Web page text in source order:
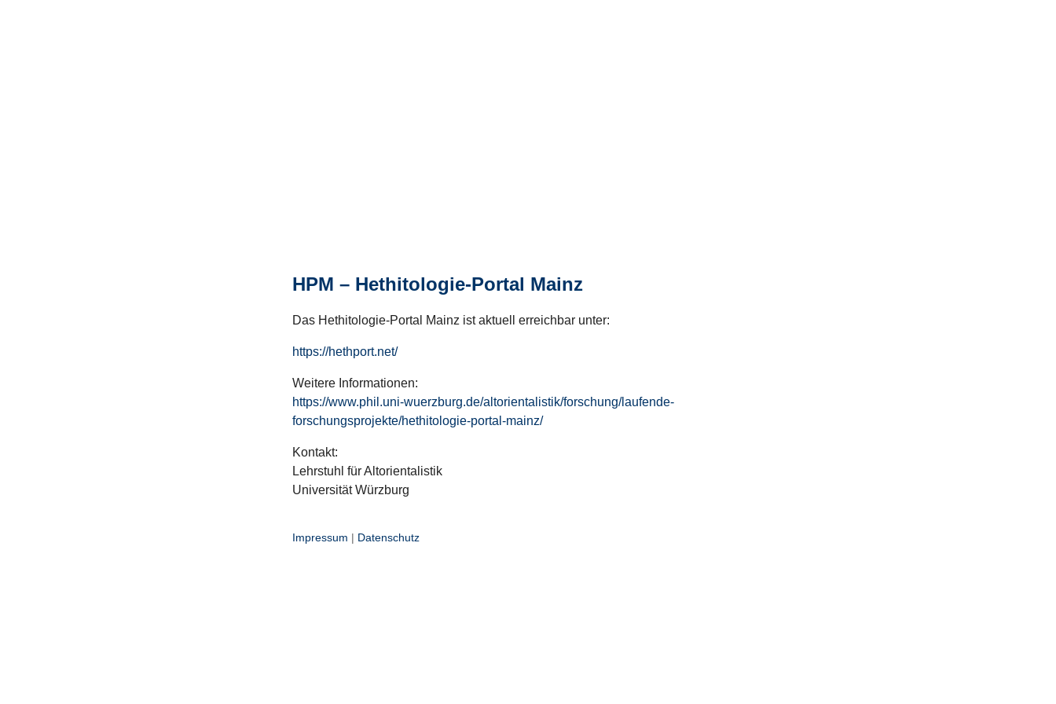
HPM – Hethitologie-Portal Mainz
Das Hethitologie-Portal Mainz ist aktuell erreichbar unter:
https://hethport.net/
Weitere Informationen:
https://www.phil.uni-wuerzburg.de/altorientalistik/forschung/laufende-
forschungsprojekte/hethitologie-portal-mainz/
Kontakt:
Lehrstuhl für Altorientalistik
Universität Würzburg
Impressum | Datenschutz